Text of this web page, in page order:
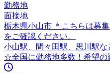
勤務地
面接地
栃木県小山市 ＊こちらは募
をご確認ください。
小山駅、間々田駅、思川駅な
☆全国に勤務地多数！希望